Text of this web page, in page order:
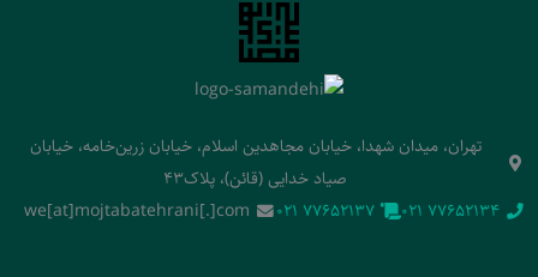
تهران، میدان شهدا، خیابان مجاهدین اسلام، خیابان زرین‌خامه، خیابان
صیاد خدایی (قائن)، پلاک43
‭021 77652134‬
‭021 77652137‬
we[at]mojtabatehrani[.]com